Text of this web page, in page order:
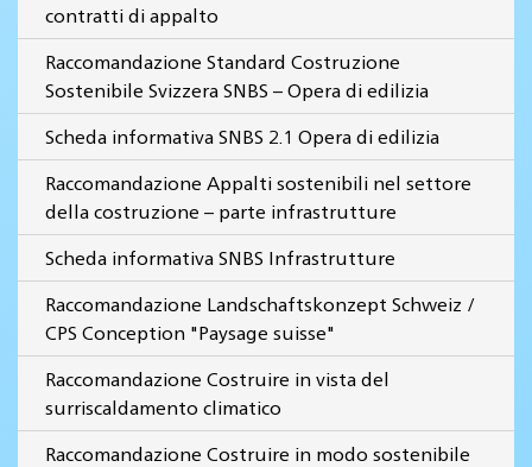
contratti di appalto
Raccomandazione Standard Costruzione
Sostenibile Svizzera SNBS – Opera di edilizia
Scheda informativa SNBS 2.1 Opera di edilizia
Raccomandazione Appalti sostenibili nel settore
della costruzione – parte infrastrutture
Scheda informativa SNBS Infrastrutture
Raccomandazione Landschaftskonzept Schweiz /
CPS Conception "Paysage suisse"
Raccomandazione Costruire in vista del
surriscaldamento climatico
Raccomandazione Costruire in modo sostenibile